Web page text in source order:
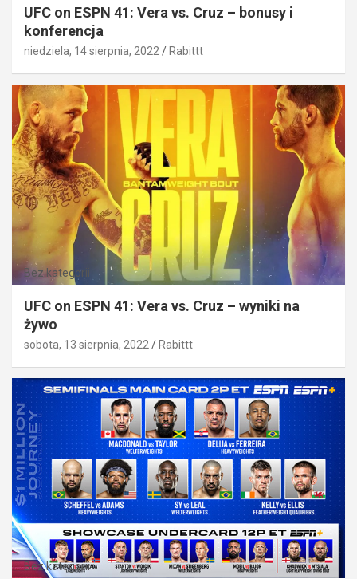
UFC on ESPN 41: Vera vs. Cruz – bonusy i
konferencja
niedziela, 14 sierpnia, 2022 Rabittt
Bez kategorii
UFC on ESPN 41: Vera vs. Cruz – wyniki na
żywo
sobota, 13 sierpnia, 2022 Rabittt
Bez kategorii